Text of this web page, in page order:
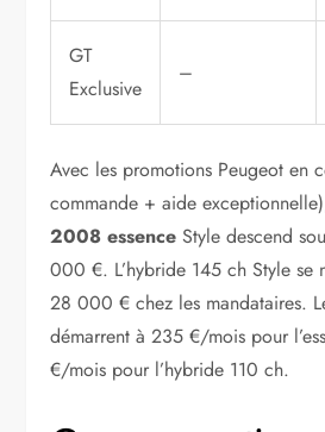
GT
Exclusive
–
Avec les promotions Peugeot en
commande + aide
2008 essence Style descend
000 €. L’hybride 145 ch Style se
28 000 € chez les mandataires.
démarrent à 235 €/mois pour
€/mois pour l’hybride 110 ch.